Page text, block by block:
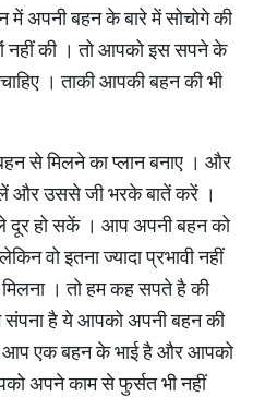
अपनी बहन के बारे में सोचोगे की
नहीं की । तो आपको इस सपने के
। ताकी आपकी बहन की भी
से मिलने का प्लान बनाए । और
और उससे जी भरके बातें करें ।
दूर हो सकें । आप अपनी बहन को
वो इतना ज्यादा प्रभावी नहीं
। तो हम कह सपते है की
है ये आपको अपनी बहन की
आप एक बहन के भाई है और आपको
अपने काम से फुर्सत भी नहीं